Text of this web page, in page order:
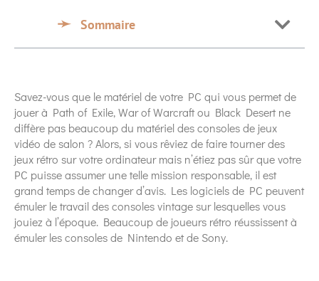
Sommaire
Savez-vous que le matériel de votre PC qui vous permet de
jouer à Path of Exile, War of Warcraft ou Black Desert ne
diffère pas beaucoup du matériel des consoles de jeux
vidéo de salon ? Alors, si vous rêviez de faire tourner des
jeux rétro sur votre ordinateur mais n’étiez pas sûr que votre
PC puisse assumer une telle mission responsable, il est
grand temps de changer d’avis. Les logiciels de PC peuvent
émuler le travail des consoles vintage sur lesquelles vous
jouiez à l’époque. Beaucoup de joueurs rétro réussissent à
émuler les consoles de Nintendo et de Sony.